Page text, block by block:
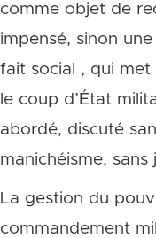
comme objet de
impensé, sinon une
fait social , qui met
le coup d’État
abordé, discuté
manichéisme,
La gestion du
commandement